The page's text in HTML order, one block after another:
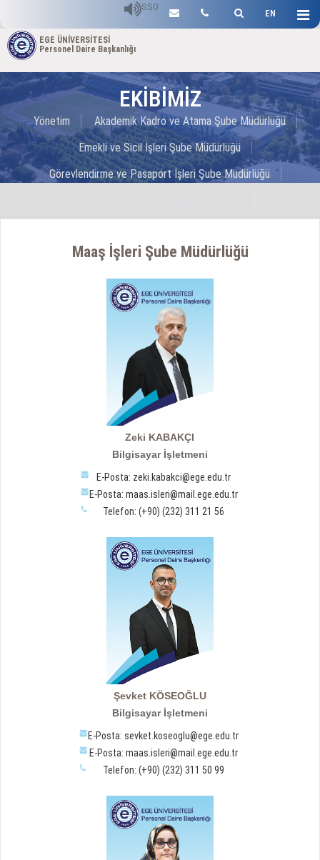
EN
SSO
EGE ÜNİVERSİTESİ
Personel Daire Başkanlığı
EKİBİMİZ
Yönetim
Akademik Kadro ve Atama Şube Müdürlüğü
Emekli ve Sicil İşleri Şube Müdürlüğü
Görevlendirme ve Pasaport İşleri Şube Müdürlüğü
Evrak Kayıt Birimi
Kurullar/Komisyonlar
Özel Kalem
Bilgi İşlem
Yardımcı Hizmetler
Maaş İşleri Şube Müdürlüğü
Zeki KABAKÇI
Bilgisayar İşletmeni
E-Posta: zeki.kabakci@ege.edu.tr
E-Posta: maas.isleri@mail.ege.edu.tr
Telefon: (+90) (232) 311 21 56
Şevket KÖSEOĞLU
Bilgisayar İşletmeni
E-Posta: sevket.koseoglu@ege.edu.tr
E-Posta: maas.isleri@mail.ege.edu.tr
Telefon: (+90) (232) 311 50 99